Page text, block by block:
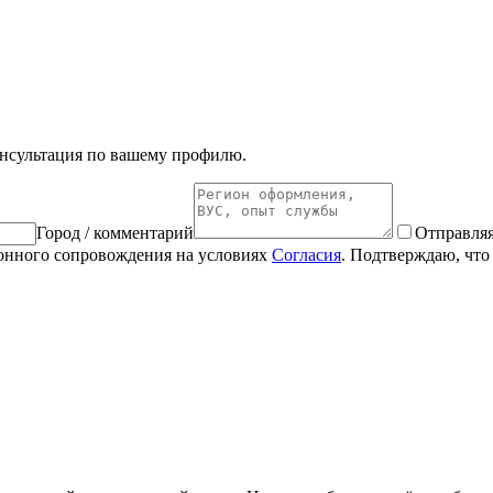
по вашему профилю.
Город / комментарий
сопровождения на условиях Согласия. Подтверждаю, что